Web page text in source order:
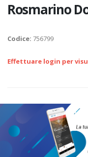
Rosmarino
Codice: 756799
Effettuare login per